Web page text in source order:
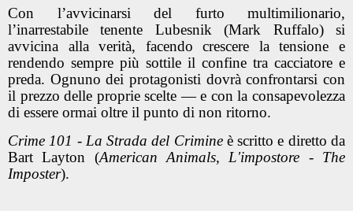
Con l’avvicinarsi del furto multimilionario,
l’inarrestabile tenente Lubesnik (Mark Ruffalo) si
avvicina alla verità, facendo crescere la tensione e
rendendo sempre più sottile il confine tra cacciatore e
preda. Ognuno dei protagonisti dovrà confrontarsi con
il prezzo delle proprie scelte — e con la consapevolezza
di essere ormai oltre il punto di non ritorno.
Crime 101 - La Strada del Crimineè scritto e diretto da
Bart Layton (American Animals, L'impostore - The
Imposter).